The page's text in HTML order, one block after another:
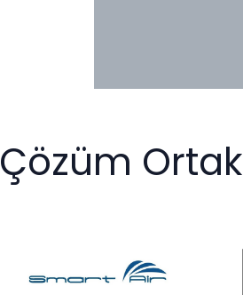
Çözüm